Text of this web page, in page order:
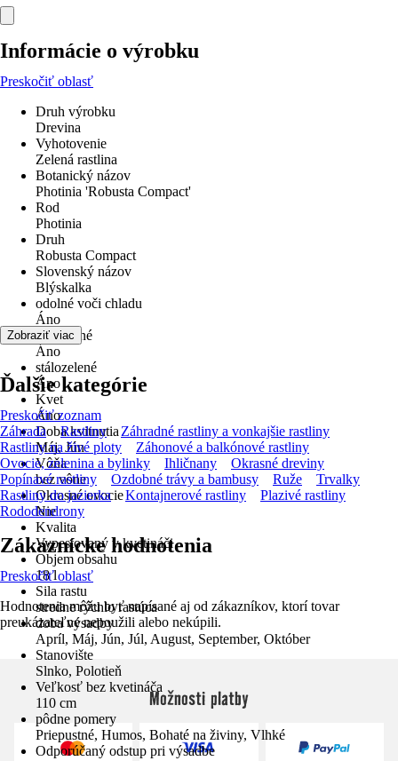
Informácie o výrobku
Preskočiť oblasť
Druh výrobku
Drevina
Vyhotovenie
Zelená rastlina
Botanický názov
Photinia 'Robusta Compact'
Rod
Photinia
Druh
Robusta Compact
Slovenský názov
Blýskalka
odolné voči chladu
Áno
Viacročné
Áno
stálozelené
Áno
Kvet
Áno
Doba kvitnutia
Máj, Jún
Vôňa
bez vône
Okrasné ovocie
Nie
Kvalita
Vypestovaný v kvetináči
Objem obsahu
18 l
Sila rastu
stredne rýchlo rastúca
doba výsadby
Apríl, Máj, Jún, Júl, August, September, Október
Stanovište
Slnko, Polotieň
Veľkosť bez kvetináča
110 cm
pôdne pomery
Priepustné, Humos, Bohaté na živiny, Vlhké
Odporúčaný odstup pri výsadbe
Zobraziť viac
Ďalšie kategórie
Preskočiť zoznam
Záhrada
Rastliny
Záhradné rastliny a vonkajšie rastliny
Rastliny na živé ploty
Záhonové a balkónové rastliny
Ovocie, zelenina a bylinky
Ihličnany
Okrasné dreviny
Popínavé rastliny
Ozdobné trávy a bambusy Ruže
Trvalky
Rastliny do jazierka
Kontajnerové rastliny
Plazivé rastliny
Rododendrony
Zákaznícke hodnotenia
Preskočiť oblasť
Hodnotenia môžu byť napísané aj od zákazníkov, ktorí tovar
preukázateľne nepoužili alebo nekúpili.
Možnosti platby